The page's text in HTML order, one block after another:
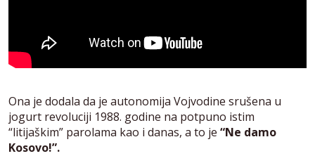
Ona je dodala da je autonomija Vojvodine srušena u
jogurt revoluciji 1988. godine na potpuno istim
“litijaškim” parolama kao i danas, a to je “Ne damo
Kosovo!”.